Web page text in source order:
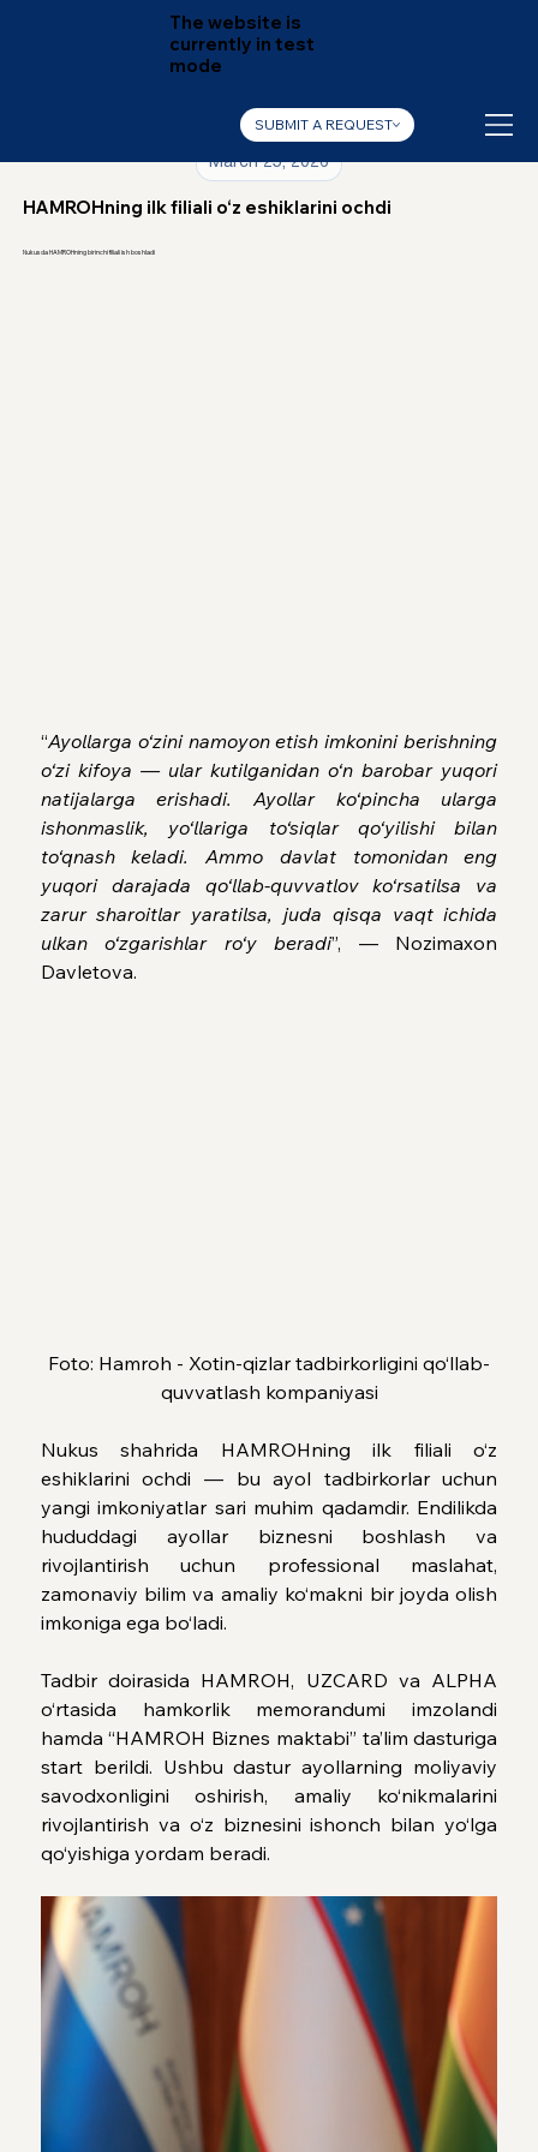
SUBMIT A REQUEST
The website is
currently in test
mode
March 25, 2026
HAMROHning ilk filiali o‘z eshiklarini ochdi
Nukusda HAMROHning birinchi filiali ish boshladi
“Ayollarga o‘zini namoyon etish imkonini berishning
o‘zi kifoya — ular kutilganidan o‘n barobar yuqori
natijalarga erishadi. Ayollar ko‘pincha ularga
ishonmaslik, yo‘llariga to‘siqlar qo‘yilishi bilan
to‘qnash keladi. Ammo davlat tomonidan eng
yuqori darajada qo‘llab-quvvatlov ko‘rsatilsa va
zarur sharoitlar yaratilsa, juda qisqa vaqt ichida
ulkan o‘zgarishlar ro‘y beradi”, — Nozimaxon
Davletova.
Foto: Hamroh - Xotin-qizlar tadbirkorligini qo‘llab-
quvvatlash kompaniyasi
Nukus shahrida HAMROHning ilk filiali o‘z
eshiklarini ochdi — bu ayol tadbirkorlar uchun
yangi imkoniyatlar sari muhim qadamdir. Endilikda
hududdagi ayollar biznesni boshlash va
rivojlantirish uchun professional maslahat,
zamonaviy bilim va amaliy ko‘makni bir joyda olish
imkoniga ega bo‘ladi.
Tadbir doirasida HAMROH, UZCARD va ALPHA
o‘rtasida hamkorlik memorandumi imzolandi
hamda “HAMROH Biznes maktabi” ta’lim dasturiga
start berildi. Ushbu dastur ayollarning moliyaviy
savodxonligini oshirish, amaliy ko‘nikmalarini
rivojlantirish va o‘z biznesini ishonch bilan yo‘lga
qo‘yishiga yordam beradi.